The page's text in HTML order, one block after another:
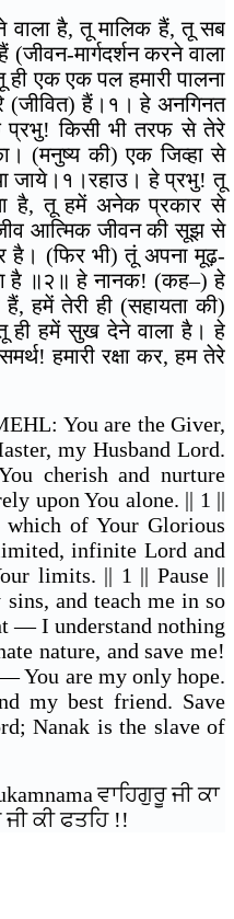
है, तू मालिक हैं, तू सब
मार्गदर्शन करने वाला
एक एक पल हमारी पालना
(जीवित) हैं।१। हे अनगिनत
प्रभु! किसी भी तरफ से तेरे
(मनुष्य की) एक जिव्हा से
जाये।१।रहाउ। हे प्रभु! तू
है, तू हमें अनेक प्रकार से
आत्मिक जीवन की सूझ से
है। (फिर भी) तूं अपना मूढ़-
है ॥२॥ हे नानक! (कह–) हे
हमें तेरी ही (सहायता की)
ही हमें सुख देने वाला है। हे
हमारी रक्षा कर, हम तेरे
You are the Giver,
my Husband Lord.
cherish and nurture
upon You alone. || 1 ||
of Your Glorious
infinite Lord and
limits. || 1 || Pause ||
and teach me in so
— I understand nothing
nature, and save me!
You are my only hope.
my best friend. Save
Nanak is the slave of
ਵਾਹਿਗੁਰੂ ਜੀ ਕਾ
ਜੀ ਕੀ ਫਤਹਿ !!